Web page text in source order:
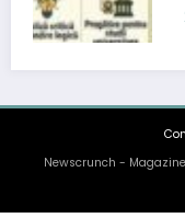
21/05/2026
Newscrunch -